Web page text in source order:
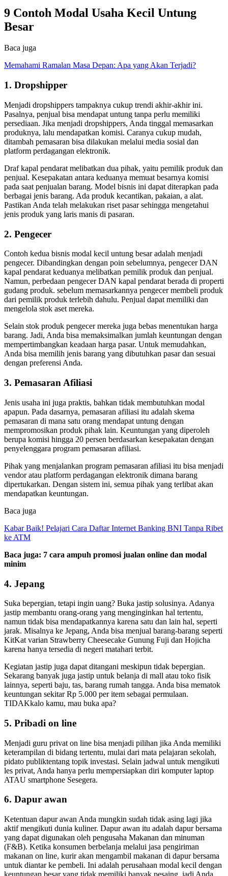
9 Contoh Modal Usaha Kecil Untung
Besar
Baca juga
Memahami Ramalan Masa Depan: Apa yang Akan Terjadi?
1. Dropshipper
Menjadi dropshippers tampaknya cukup trendi akhir-akhir ini.
Pasalnya, penjual bisa mendapat untung tanpa perlu memiliki
persediaan. Jika menjadi dropshippers, Anda tinggal memasarkan
produknya, lalu mendapatkan komisi. Caranya cukup mudah,
ditambah pemasaran bisa dilakukan melalui media sosial dan
platform perdagangan elektronik.
Draf kapal pendarat melibatkan dua pihak, yaitu pemilik produk dan
penjual. Kesepakatan antara keduanya memuat besarnya komisi
pada saat penjualan barang. Model bisnis ini dapat diterapkan pada
berbagai jenis barang. Ada produk kecantikan, pakaian, a alat.
Pastikan Anda telah melakukan riset pasar sehingga mengetahui
jenis produk yang laris manis di pasaran.
2. Pengecer
Contoh kedua bisnis modal kecil untung besar adalah menjadi
pengecer. Dibandingkan dengan poin sebelumnya, pengecer DAN
kapal pendarat keduanya melibatkan pemilik produk dan penjual.
Namun, perbedaan pengecer DAN kapal pendarat berada di properti
gudang produk. sebelum memasarkannya pengecer membeli produk
dari pemilik produk terlebih dahulu. Penjual dapat memiliki dan
mengelola stok aset mereka.
Selain stok produk pengecer mereka juga bebas menentukan harga
barang. Jadi, Anda bisa memaksimalkan jumlah keuntungan dengan
mempertimbangkan keadaan harga pasar. Untuk memudahkan,
Anda bisa memilih jenis barang yang dibutuhkan pasar dan sesuai
dengan preferensi Anda.
3. Pemasaran Afiliasi
Jenis usaha ini juga praktis, bahkan tidak membutuhkan modal
apapun. Pada dasarnya, pemasaran afiliasi itu adalah skema
pemasaran di mana satu orang mendapat untung dengan
mempromosikan produk pihak lain. Keuntungan yang diperoleh
berupa komisi hingga 20 persen berdasarkan kesepakatan dengan
penyelenggara program pemasaran afiliasi.
Pihak yang menjalankan program pemasaran afiliasi itu bisa menjadi
vendor atau platform perdagangan elektronik dimana barang
dipertukarkan. Dengan sistem ini, semua pihak yang terlibat akan
mendapatkan keuntungan.
Baca juga
Kabar Baik! Pelajari Cara Daftar Internet Banking BNI Tanpa Ribet
ke ATM
Baca juga: 7 cara ampuh promosi jualan online dan modal
minim
4. Jepang
Suka bepergian, tetapi ingin uang? Buka jastip solusinya. Adanya
jastip membantu orang-orang yang menginginkan hal tertentu,
namun tidak bisa mendapatkannya karena satu dan lain hal, seperti
jarak. Misalnya ke Jepang, Anda bisa menjual barang-barang seperti
KitKat varian Strawberry Cheesecake Gunung Fuji dan Hojicha
karena hanya tersedia di negeri matahari terbit.
Kegiatan jastip juga dapat ditangani meskipun tidak bepergian.
Sekarang banyak juga jastip untuk belanja di mall atau toko fisik
lainnya, seperti baju, tas, barang rumah tangga. Anda bisa mematok
keuntungan sekitar Rp 5.000 per item sebagai permulaan.
TIDAKkalo kamu, mau buka apa?
5. Pribadi on line
Menjadi guru privat on line bisa menjadi pilihan jika Anda memiliki
keterampilan di bidang tertentu, mulai dari mata pelajaran sekolah,
pidato publiktentang topik investasi. Selain jadwal untuk mengikuti
les privat, Anda hanya perlu mempersiapkan diri komputer laptop
ATAU smartphone Sesegera.
6. Dapur awan
Ketentuan dapur awan Anda mungkin sudah tidak asing lagi jika
aktif mengikuti dunia kuliner. Dapur awan itu adalah dapur bersama
yang dapat digunakan oleh pengusaha Makanan dan minuman
(F&B). Ketika konsumen berbelanja melalui jasa pengiriman
makanan on line, kurir akan mengambil makanan di dapur bersama
untuk diantar ke pembeli. Ini adalah perusahaan modal kecil dengan